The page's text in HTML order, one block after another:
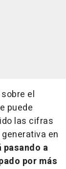
el
puede
las cifras
en
pasando a
por más